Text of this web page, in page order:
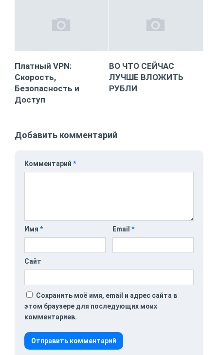
Платный VPN:
Скорость,
Безопасность и
Доступ
ВО ЧТО СЕЙЧАС
ЛУЧШЕ ВЛОЖИТЬ
РУБЛИ
Добавить комментарий
Комментарий *
Имя * Email *
Сайт
Сохранить моё имя, email и адрес сайта в
этом браузере для последующих моих
комментариев.